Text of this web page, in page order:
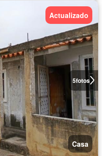
5fotos
Actualizado
Casa